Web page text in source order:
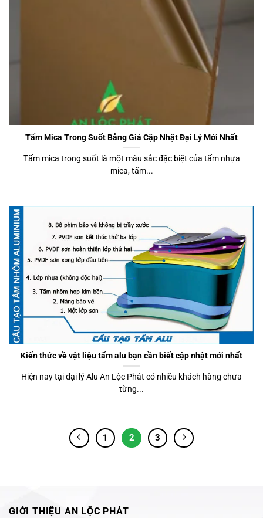
Tấm Mica Trong Suốt Bảng Giá Cập Nhật Đại Lý Mới Nhất
Tấm mica trong suốt là một màu sắc đặc biệt của tấm nhựa
mica, tấm...
Kiến thức về vật liệu tấm alu bạn cần biết cập nhật mới nhất
Hiện nay tại đại lý Alu An Lộc Phát có nhiều khách hàng chưa
từng...
1 2 3
GIỚI THIỆU AN LỘC PHÁT